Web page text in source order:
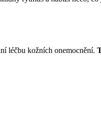
léčbu kožních onemocnění.